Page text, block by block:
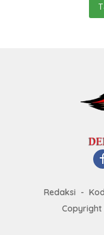
Redaksi
Copyright